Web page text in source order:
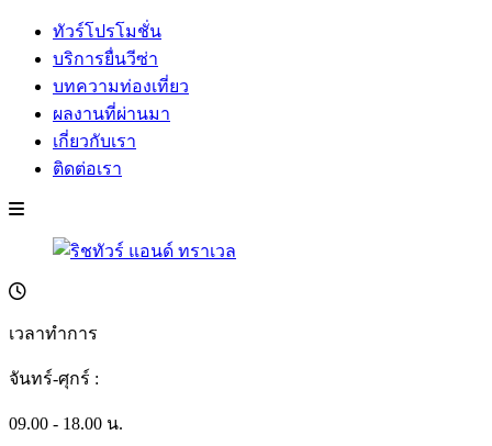
ทัวร์โปรโมชั่น
บริการยื่นวีซ่า
บทความท่องเที่ยว
ผลงานที่ผ่านมา
เกี่ยวกับเรา
ติดต่อเรา
เวลาทำการ
จันทร์-ศุกร์ :
09.00 - 18.00 น.